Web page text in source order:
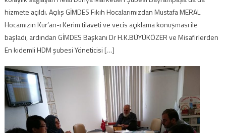
hizmete açıldı. Açılış GİMDES Fıkıh Hocalarımızdan Mustafa MERAL
Hocamızın Kur’an-ı Kerim tilaveti ve vecis açıklama konuşması ile
başladı, ardından GİMDES Başkanı Dr H.K.BÜYÜKÖZER ve Misafirlerden
En kıdemli HDM şubesi Yöneticisi […]